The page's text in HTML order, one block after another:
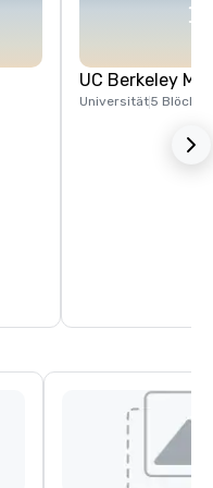
UC Berkeley
Universität5 Blöcke